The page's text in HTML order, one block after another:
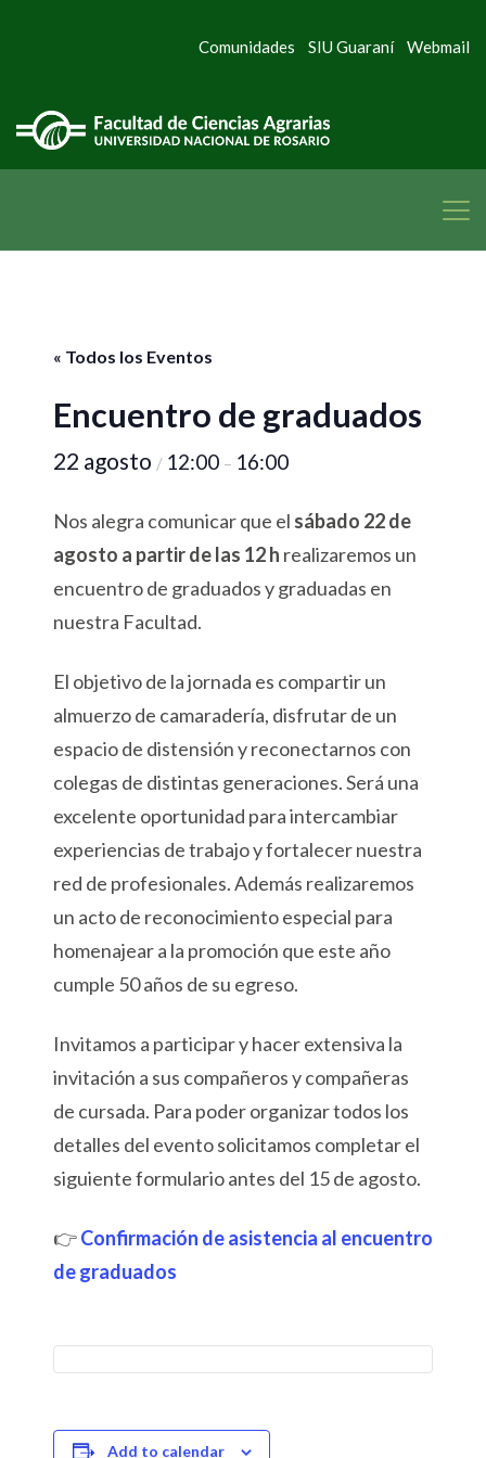
Comunidades SIU Guaraní Webmail
« Todos los Eventos
Encuentro de graduados
22 agosto / 12:00 – 16:00
Nos alegra comunicar que el sábado 22 de
agosto a partir de las 12 h realizaremos un
encuentro de graduados y graduadas en
nuestra Facultad.
El objetivo de la jornada es compartir un
almuerzo de camaradería, disfrutar de un
espacio de distensión y reconectarnos con
colegas de distintas generaciones. Será una
excelente oportunidad para intercambiar
experiencias de trabajo y fortalecer nuestra
red de profesionales. Además realizaremos
un acto de reconocimiento especial para
homenajear a la promoción que este año
cumple 50 años de su egreso.
Invitamos a participar y hacer extensiva la
invitación a sus compañeros y compañeras
de cursada. Para poder organizar todos los
detalles del evento solicitamos completar el
siguiente formulario antes del 15 de agosto.
👉Confirmación de asistencia al encuentro
de graduados
Add to calendar